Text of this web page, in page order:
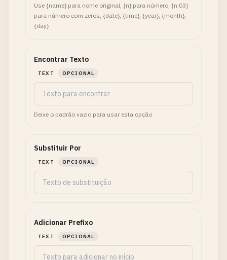
Use {name} para nome original, {n} para número, {n:03}
para número com zeros, {date}, {time}, {year}, {month},
{day}
Encontrar Texto
TEXT OPCIONAL
Deixe o padrão vazio para usar esta opção
Substituir Por
TEXT OPCIONAL
Adicionar Prefixo
TEXT OPCIONAL